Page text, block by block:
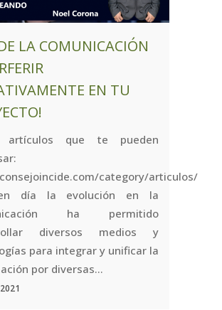
LA COMUNICACIÓN
EN TU
artículos que te pueden
category/articulos/
día la evolución en la
ha permitido
diversos medios y
para integrar y unificar la
por diversas...